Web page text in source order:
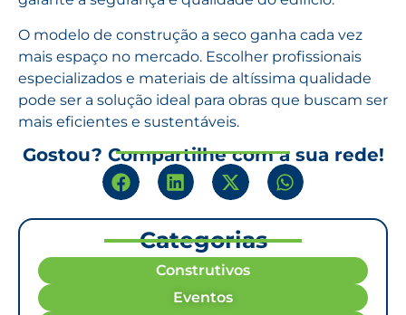
O modelo de construção a seco ganha cada vez
mais espaço no mercado. Escolher profissionais
especializados e materiais de altíssima qualidade
pode ser a solução ideal para obras que buscam ser
mais eficientes e sustentáveis.
Gostou? Compartilhe com a sua rede!
Categorias
Construtivos
Eventos